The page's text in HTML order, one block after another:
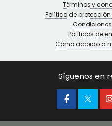
Términos y
Política de
Políticas de
Cómo accedo a
Síguenos en